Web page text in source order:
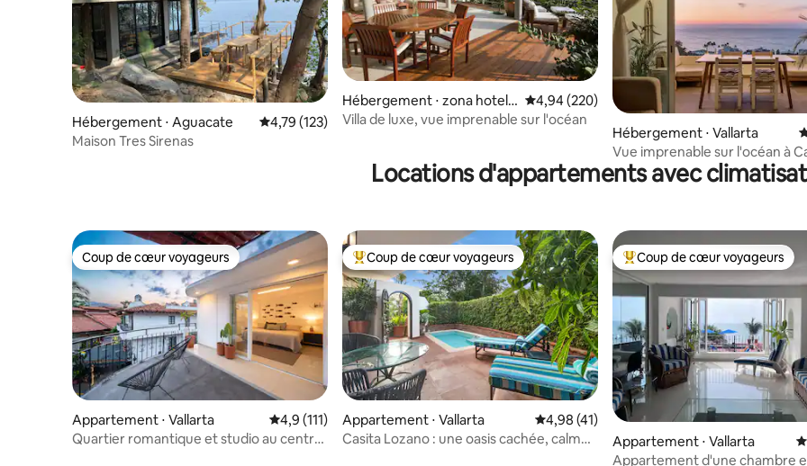
Hébergement ⋅ Aguacate Évaluation moyenne sur la base de 123 commentaires : 4,79 sur 5
4,79 (123)
Maison Tres Sirenas
Hébergement ⋅ zona hotele
ra sur, Puerto Vallarta
Évaluation moyenne sur la base de 220
4,94 (220)
Villa de luxe, vue imprenable sur l'océan
Hébergement ⋅ Vallarta
Vue imprenable sur l'océan à
Miamela
Locations d'appartements avec
Coup de cœur voyageurs
Coup de cœur voyageurs
Appartement ⋅ Vallarta Évaluation moyenne sur la base de 111 commentaires : 4,9 sur 5
4,9 (111)
Quartier romantique et studio au centre-
Coups de cœur voyageurs les plus appréciés
Coup de cœur voyageurs
Appartement ⋅ Vallarta Évaluation moyenne sur la base de 41
4,98 (41)
Casita Lozano : une oasis cachée, calme
Coups de cœur voyageurs les
Coup de cœur voyageurs
Appartement ⋅ Vallarta
Appartement d'une chambre